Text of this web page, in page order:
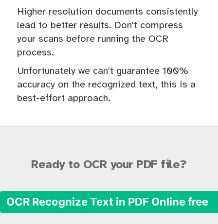
Higher resolution documents consistently
lead to better results. Don't compress
your scans before running the OCR
process.
Unfortunately we can't guarantee 100%
accuracy on the recognized text, this is a
best-effort approach.
Ready to OCR your PDF file?
OCR Recognize Text in PDF Online free